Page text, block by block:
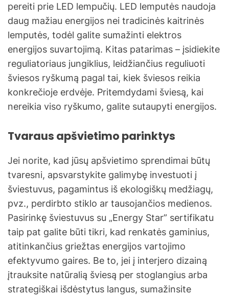
pereiti prie LED lempučių. LED lemputės naudoja
daug mažiau energijos nei tradicinės kaitrinės
lemputės, todėl galite sumažinti elektros
energijos suvartojimą. Kitas patarimas – įsidiekite
reguliatoriaus jungiklius, leidžiančius reguliuoti
šviesos ryškumą pagal tai, kiek šviesos reikia
konkrečioje erdvėje. Pritemdydami šviesą, kai
nereikia viso ryškumo, galite sutaupyti energijos.
Tvaraus apšvietimo parinktys
Jei norite, kad jūsų apšvietimo sprendimai būtų
tvaresni, apsvarstykite galimybę investuoti į
šviestuvus, pagamintus iš ekologiškų medžiagų,
pvz., perdirbto stiklo ar tausojančios medienos.
Pasirinkę šviestuvus su „Energy Star” sertifikatu
taip pat galite būti tikri, kad renkatės gaminius,
atitinkančius griežtas energijos vartojimo
efektyvumo gaires. Be to, jei į interjero dizainą
įtrauksite natūralią šviesą per stoglangius arba
strategiškai išdėstytus langus, sumažinsite